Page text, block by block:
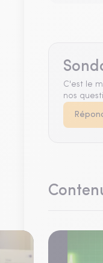
C'est le
nos